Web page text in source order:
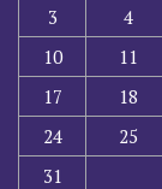
3
4
10
11
17
18
24
25
31